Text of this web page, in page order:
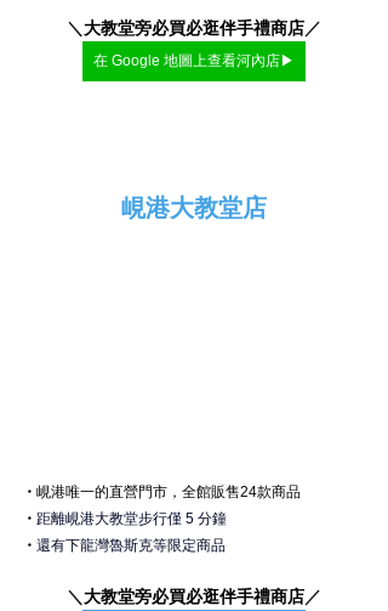
＼大教堂旁必買必逛伴手禮商店／
在 Google 地圖上查看河內店▶
峴港大教堂店
・ 峴港唯一的直營門市，全館販售24款商品
・ 距離峴港大教堂步行僅 5 分鐘
・ 還有下龍灣魯斯克等限定商品
＼大教堂旁必買必逛伴手禮商店／